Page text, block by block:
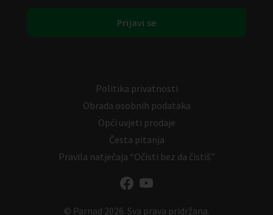
Politika privatnosti
Obrada osobnih podataka
Opći uvjeti prodaje
Česta pitanja
Pravila natječaja “Očisti bez da čistiš”
© Parnad 2026. Sva prava pridržana.